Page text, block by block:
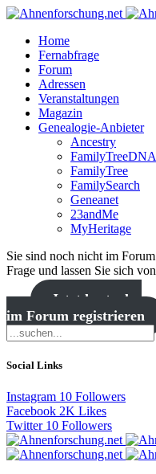
Home
Fernabfrage
Forum
Adressen
Veranstaltungen
Magazin
Genealogie-Anbieter
Ancestry
FamilyTreeDNA
FamilyTree
FamilySearch
Geneanet
23andMe
MyHeritage
Sie sind noch nicht im
Frage und lassen Sie sich
Jetzt kostenlos
im Forum registrieren
Social Links
Instagram 10 Followers
Facebook 2K Likes
Twitter 10 Followers